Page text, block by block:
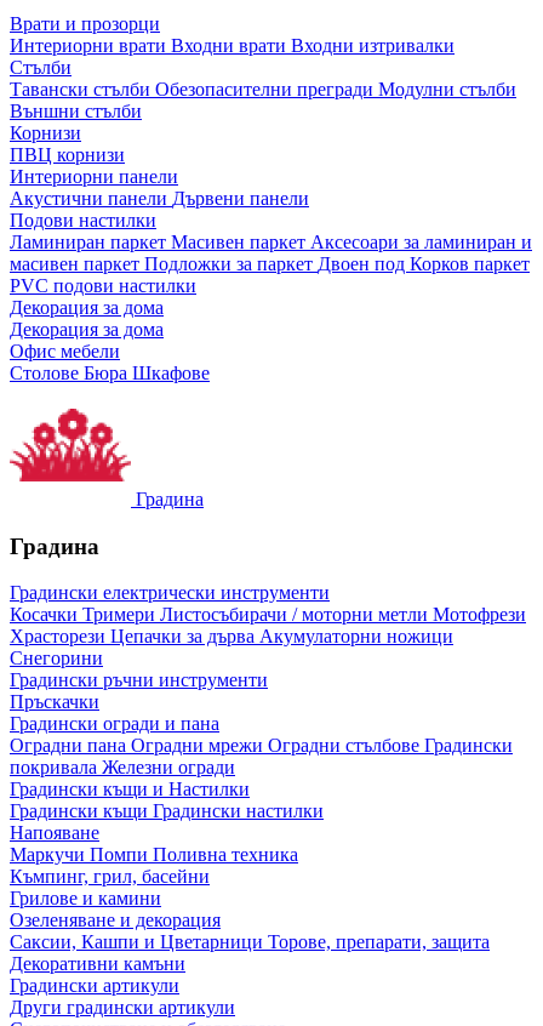
Врати и прозорци
Интериорни врати Входни врати Входни изтривалки
Стълби
Тавански стълби Обезопасителни прегради Модулни стълби
Външни стълби
Корнизи
ПВЦ корнизи
Интериорни панели
Акустични панели Дървени панели
Подови настилки
Ламиниран паркет Масивен паркет Аксесоари за ламиниран и
масивен паркет Подложки за паркет Двоен под Корков паркет
PVC подови настилки
Декорация за дома
Декорация за дома
Офис мебели
Столове Бюра Шкафове
Градина
Градина
Градински електрически инструменти
Косачки Тримери Листосъбирачи / моторни метли Мотофрези
Храсторези Цепачки за дърва Акумулаторни ножици
Снегорини
Градински ръчни инструменти
Пръскачки
Градински огради и пана
Оградни пана Оградни мрежи Оградни стълбове Градински
покривала Железни огради
Градински къщи и Настилки
Градински къщи Градински настилки
Напояване
Маркучи Помпи Поливна техника
Къмпинг, грил, басейни
Грилове и камини
Озеленяване и декорация
Саксии, Кашпи и Цветарници Торове, препарати, защита
Декоративни камъни
Градински артикули
Други градински артикули